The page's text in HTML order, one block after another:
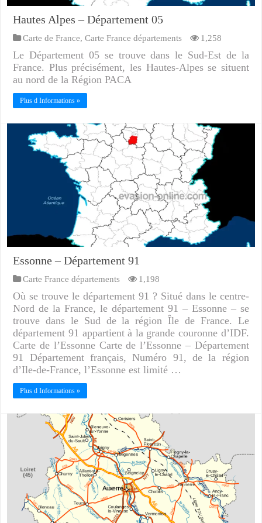
Hautes Alpes – Département 05
Carte de France,Carte France départements 1,258
Le Département 05 se trouve dans le Sud-Est de la
France. Plus précisément, les Hautes-Alpes se situent
au nord de la Région PACA
Plus d Informations »
Essonne – Département 91
Carte France départements 1,198
Où se trouve le département 91 ? Situé dans le centre-
Nord de la France, le département 91 – Essonne – se
trouve dans le Sud de la région Île de France. Le
département 91 appartient à la grande couronne d’IDF.
Carte de l’Essonne Carte de l’Essonne – Département
91 Département français, Numéro 91, de la région
d’Ile-de-France, l’Essonne est limité …
Plus d Informations »